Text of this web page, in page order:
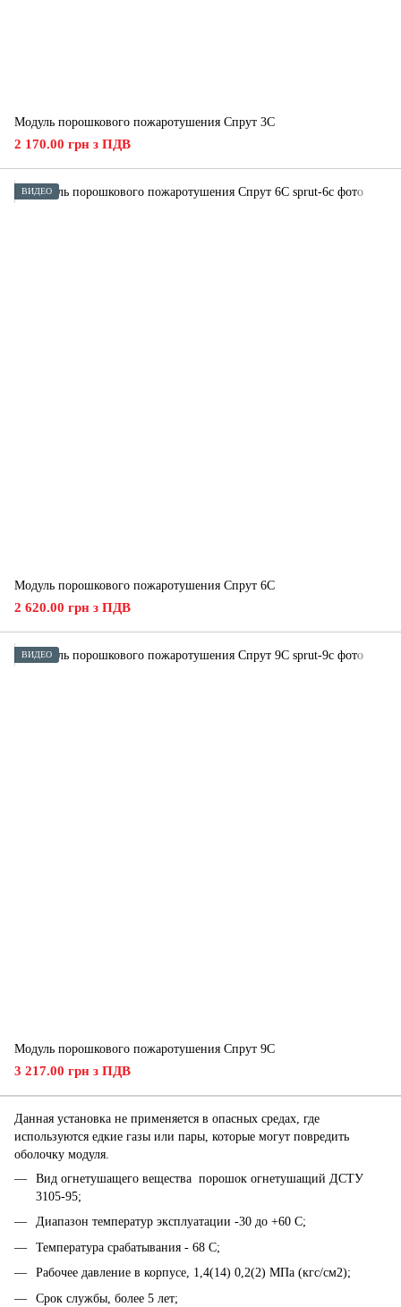
Модуль порошкового пожаротушения Спрут 3С
2 170.00 грн з ПДВ
ВИДЕО
Модуль порошкового пожаротушения Спрут 6С
2 620.00 грн з ПДВ
ВИДЕО
Модуль порошкового пожаротушения Спрут 9С
3 217.00 грн з ПДВ
Данная установка не применяется в опасных средах, где
используются едкие газы или пары, которые могут повредить
оболочку модуля.
Вид огнетушащего вещества порошок огнетушащий ДСТУ
3105-95;
Диапазон температур эксплуатации -30 до +60 С;
Температура срабатывания - 68 С;
Рабочее давление в корпусе, 1,4(14) 0,2(2) МПа (кгс/см2);
Срок службы, более 5 лет;